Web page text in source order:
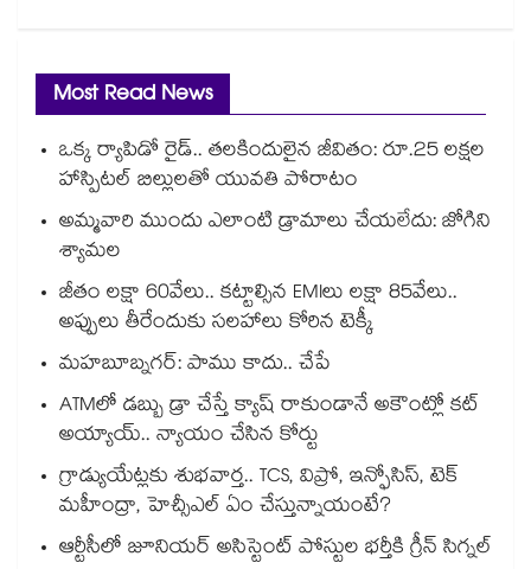
Most Read News
ఒక్క ర్యాపిడో రైడ్.. తలకిందులైన జీవితం: రూ.25 లక్షల
హాస్పిటల్ బిల్లులతో యువతి పోరాటం
అమ్మవారి ముందు ఎలాంటి డ్రామాలు చేయలేదు: జోగిని
శ్యామల
జీతం లక్షా 60వేలు.. కట్టాల్సిన EMIలు లక్షా 85వేలు..
అప్పులు తీరేందుకు సలహాలు కోరిన టెక్కీ
మహబూబ్నగర్: పాము కాదు.. చేపే
ATMలో డబ్బు డ్రా చేస్తే క్యాష్ రాకుండానే అకౌంట్లో కట్
అయ్యాయ్.. న్యాయం చేసిన కోర్టు
గ్రాడ్యుయేట్లకు శుభవార్త.. TCS, విప్రో, ఇన్ఫోసిస్, టెక్
మహీంద్రా, హెచ్సీఎల్ ఏం చేస్తున్నాయంటే?
ఆర్టీసీలో జూనియర్ అసిస్టెంట్‌‌ పోస్టుల భర్తీకి గ్రీన్‌‌ సిగ్నల్